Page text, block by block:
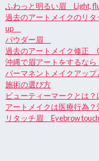
ふわっと明るい眉 Light,
過去のアートメイクのリ
up
パウダー眉
過去のアートメイク修正
沖縄で眉アートをするな
パーマネントメイクアッ
施術の選び方
ビューティーマークとは
アートメイクは医療行為
リタッチ眉 Eyebrow